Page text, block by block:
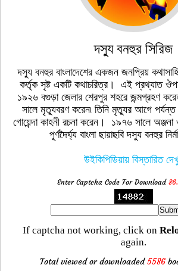
দস্যু বনহুর সিরিজ
দস্যু বনহুর বাংলাদেশের একজন জনপ্রিয়
কর্তৃক সৃষ্ট একটি কথাচরিত্র। এই প্রথ্যাত
১৯২৬ বগুড়া জেলার শেরপুর শহরে জন্মগ্রহণ
সালে মৃত্যুবরণ করেন৷ তিনি মৃত্যুর আগে
গোয়েন্দা কাহনী রচনা করেন। ১৯৭৬ সালে
পূর্ণদৈর্ঘ্য বাংলা ছায়াছবি দস্যু বনহুর
উইকিপিডিয়ায় বিস্তারিত
Enter Captcha Code For Download
If captcha not working, click on
again.
Total viewed or downloaded5586